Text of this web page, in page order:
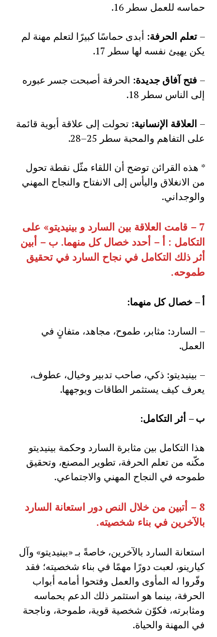
حماسه للعمل سطر 16.
– تعلم الحرفة: أبدى حماسًا كبيرًا لتعلم مهنة لم
يكن يهيئ نفسه لها سطر 17.
– فتح آفاق جديدة: الحرفة أصبحت جسر عبوره
إلى الناس سطر 18.
– العلاقة الإنسانية: تحولت إلى علاقة أبوية قائمة
على التفاهم والمحبة سطر 25–28.
* هذه القرائن توضح أن اللقاء مثّل نقطة تحول
من الانغلاق واليأس إلى الانفتاح والنجاح المهني
والوجداني.
7 –
قامت العلاقة بين السارد و بينيديتو» على
التكامل : أ – أحدد خصال كل منهما. ب – أبين
أثر ذلك التكامل في نجاح السارد في تحقيق
طموحه.
أ– خصال كل منهما:
– السارد: مثابر، طموح، مجاهد، متفانٍ في
العمل.
– بينيديتو: ذكي، صاحب تدبير وخيال، عطوف،
يعرف كيف يستثمر الطاقات ويوجهها.
ب– أثر التكامل:
هذا التكامل بين مثابرة السارد وحكمة بينيديتو
مكّنه من تعلم الحرفة، تطوير المصنع، وتحقيق
طموحه في النجاح المهني والاجتماعي.
8 –
أتبين من خلال النص دور استعانة السارد
بالآخرين في بناء شخصيته.
استعانة السارد بالآخرين، خاصةً بـ «بينيديتو» وآل
كيارينو، لعبت دورًا مهمًا في بناء شخصيته؛ فقد
وفّروا له المأوى والعمل وفتحوا أمامه أبواب
الحرفة، بينما هو استثمر ذلك الدعم بحماسه
ومثابرته، فكوّن شخصية قوية، طموحة، وناجحة
في المهنة والحياة.